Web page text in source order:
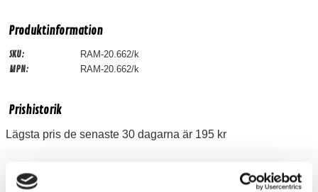
Produktinformation
SKU: RAM-20.662/k
MPN: RAM-20.662/k
Prishistorik
Lägsta pris de senaste 30 dagarna är 195 kr